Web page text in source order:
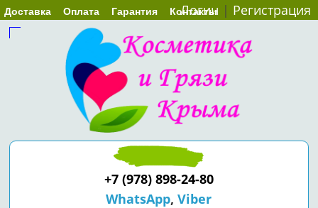
Доставка Оплата Гарантия Контакты
Логин | Регистрация
+7 (978) 898-24-80
WhatsApp,Viber